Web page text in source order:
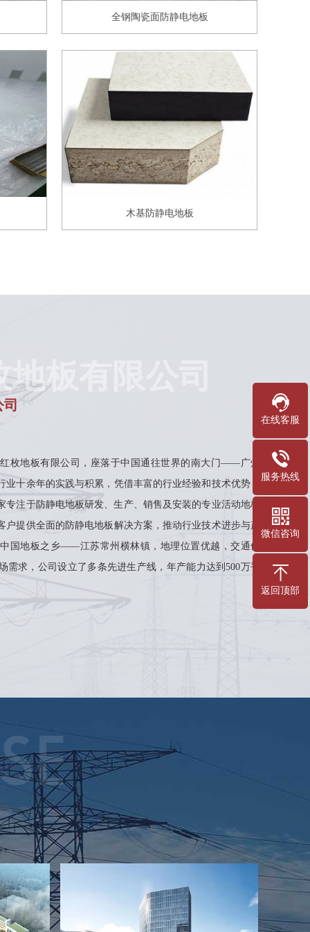
全钢陶瓷面防静电地板
木基防静电地板
板有限公司
司
枚地板有限公司，座落于中国通往世界的南大门——广州
业十余年的实践与积累，凭借丰富的行业经验和技术优势，
专注于防静电地板研发、生产、销售及安装的专业活动地板
户提供全面的防静电地板解决方案，推动行业技术进步与产
国地板之乡——江苏常州横林镇，地理位置优越，交通便
需求，公司设立了多条先进生产线，年产能力达到500万平
不同规模的客户提供高质量的防静电地板产品。经过多年的
在线客服
服务热线
微信咨询
返回顶部